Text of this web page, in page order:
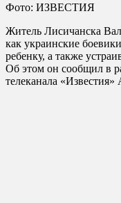
Фото: ИЗВЕСТИЯ
Житель Лисичанска
как украинские
ребенку, а также
Об этом он сообщил в
телеканала